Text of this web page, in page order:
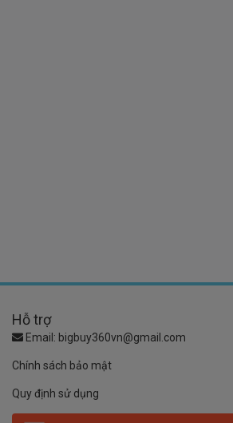
Hỗ trợ
Email: bigbuy360vn@gmail.com
Chính sách bảo mật
Quy định sử dụng